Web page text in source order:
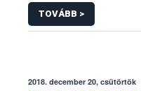
TOVÁBB >
2018. december 20, csütörtök